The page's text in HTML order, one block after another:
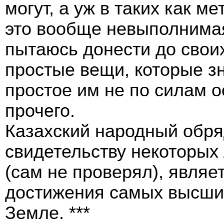
могут, а уж в таких как
это вообще
пытаюсь донести до
простые вещи, которые
простое им не по силам
прочего.
Казахский народный
свидетельству
(сам не проверял),
достижения самых
Земле. ***